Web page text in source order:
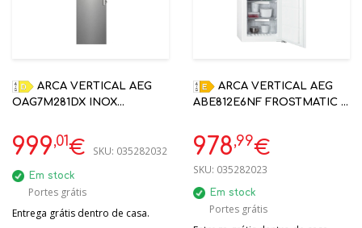
ARCA VERTICAL AEG
OAG7M281DX INOX
FROST D
999,01€ SKU: 035282032
Em stock
Portes grátis
Entrega grátis dentro de casa.
ARCA VERTICAL AEG
ABE812E6NF FROSTMATIC E
978,99€
SKU: 035282023
Em stock
Portes grátis